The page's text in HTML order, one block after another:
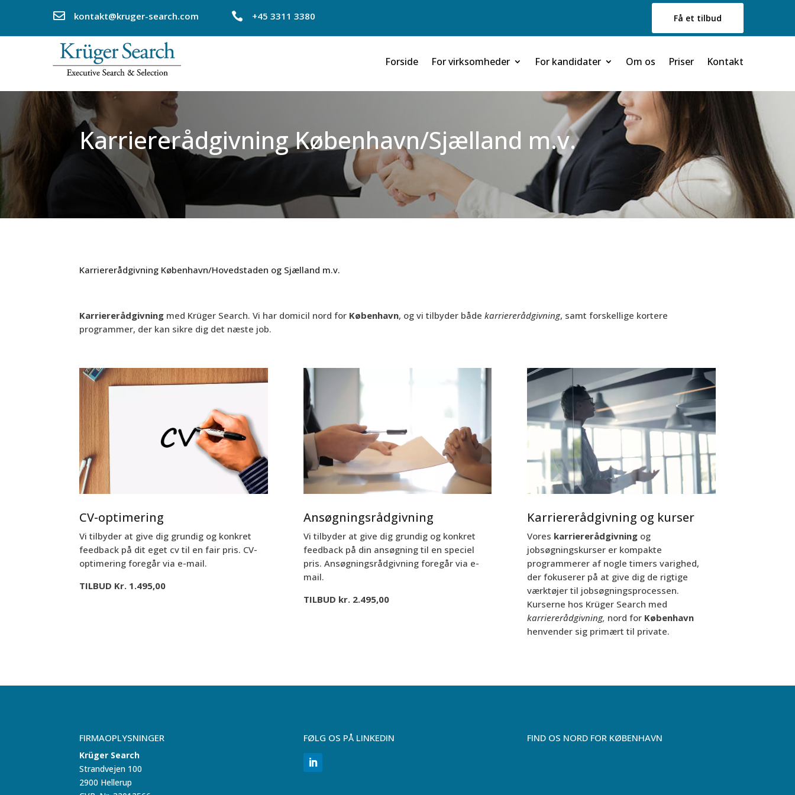
 kontakt@kruger-search.com  +45 3311 3380 Få et tilbud
Forside For virksomheder For kandidater Om os Priser Kontakt
Karriererådgivning København/Sjælland m.v.
Karriererådgivning København/Hovedstaden og Sjælland m.v.
Karriererådgivning med Krüger Search. Vi har domicil nord for København, og vi tilbyder bådekarriererådgivning, samt forskellige kortere
programmer, der kan sikre dig det næste job.
CV-optimering
Vi tilbyder at give dig grundig og konkret
feedback på dit eget cv til en fair pris. CV-
optimering foregår via e-mail.
TILBUD Kr. 1.495,00
Ansøgningsrådgivning
Vi tilbyder at give dig grundig og konkret
feedback på din ansøgning til en speciel
pris. Ansøgningsrådgivning foregår via e-
mail.
TILBUD kr. 2.495,00
Karriererådgivning og kurser
Vores karriererådgivningog
jobsøgningskurser er kompakte
programmerer af nogle timers varighed,
der fokuserer på at give dig de rigtige
værktøjer til jobsøgningsprocessen.
Kurserne hos Krüger Search med
karriererådgivning, nord for København
henvender sig primært til private.
FIRMAOPLYSNINGER
Krüger Search
Strandvejen 100
2900 Hellerup
FØLG OS PÅ LINKEDIN FIND OS NORD FOR KØBENHAVN